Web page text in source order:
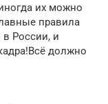
их можно
правила
России, и
должно